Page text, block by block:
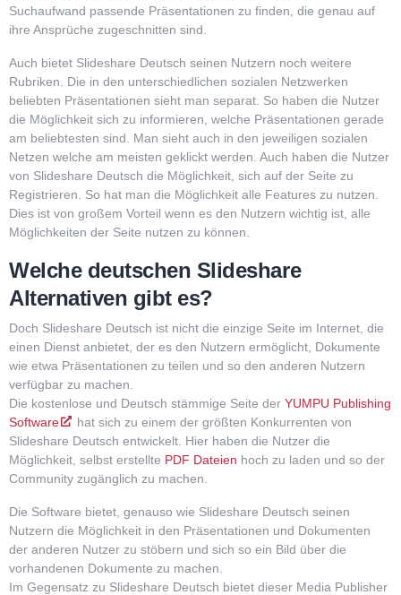
Suchaufwand passende Präsentationen zu finden, die genau auf
ihre Ansprüche zugeschnitten sind.
Auch bietet Slideshare Deutsch seinen Nutzern noch weitere
Rubriken. Die in den unterschiedlichen sozialen Netzwerken
beliebten Präsentationen sieht man separat. So haben die Nutzer
die Möglichkeit sich zu informieren, welche Präsentationen gerade
am beliebtesten sind. Man sieht auch in den jeweiligen sozialen
Netzen welche am meisten geklickt werden. Auch haben die Nutzer
von Slideshare Deutsch die Möglichkeit, sich auf der Seite zu
Registrieren. So hat man die Möglichkeit alle Features zu nutzen.
Dies ist von großem Vorteil wenn es den Nutzern wichtig ist, alle
Möglichkeiten der Seite nutzen zu können.
Welche deutschen Slideshare
Alternativen gibt es?
Doch Slideshare Deutsch ist nicht die einzige Seite im Internet, die
einen Dienst anbietet, der es den Nutzern ermöglicht, Dokumente
wie etwa Präsentationen zu teilen und so den anderen Nutzern
verfügbar zu machen.
Die kostenlose und Deutsch stämmige Seite der YUMPU Publishing
Software
hat sich zu einem der größten Konkurrenten von
Slideshare Deutsch entwickelt. Hier haben die Nutzer die
Möglichkeit, selbst erstellte PDF Dateien hoch zu laden und so der
Community zugänglich zu machen.
Die Software bietet, genauso wie Slideshare Deutsch seinen
Nutzern die Möglichkeit in den Präsentationen und Dokumenten
der anderen Nutzer zu stöbern und sich so ein Bild über die
vorhandenen Dokumente zu machen.
Im Gegensatz zu Slideshare Deutsch bietet dieser Media Publisher